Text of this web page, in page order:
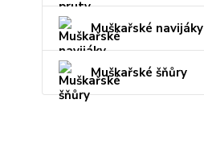
Muškařské navijáky
Muškařské šňůry